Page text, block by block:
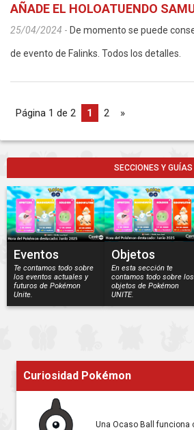
AÑADE EL HOLOATUENDO
25/04/2024 - De momento se puede
de evento de Falinks. Todos los detalles.
Página 1 de 2 1 2 »
SECCIONES Y GUÍAS
Eventos
Te contamos todo sobre
los eventos actuales y
futuros de Pokémon
Unite.
Objetos
En esta sección te
contamos todo sobre los
objetos de Pokémon
UNITE.
Curiosidad Pokémon
Una Ocaso Ball funciona